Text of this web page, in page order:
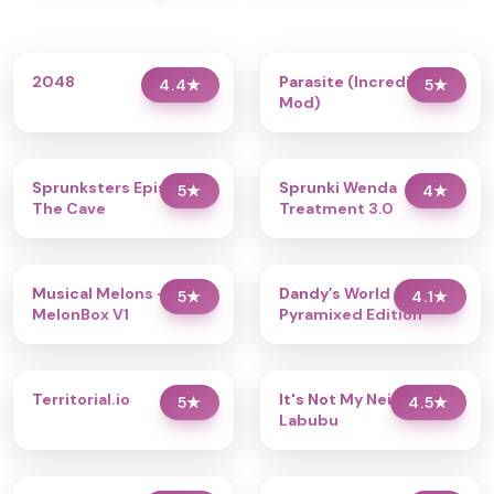
4.4★
2048 5★
Parasite (Incredibox
Mod)
5★
Sprunksters Episode 2:
The Cave
4★
Sprunki Wenda
Treatment 3.0
5★
Musical Melons –
MelonBox V1
4.1★
Dandy’s World
Pyramixed Edition
5★
Territorial.io 4.5★
It's Not My Neighbor:
Labubu